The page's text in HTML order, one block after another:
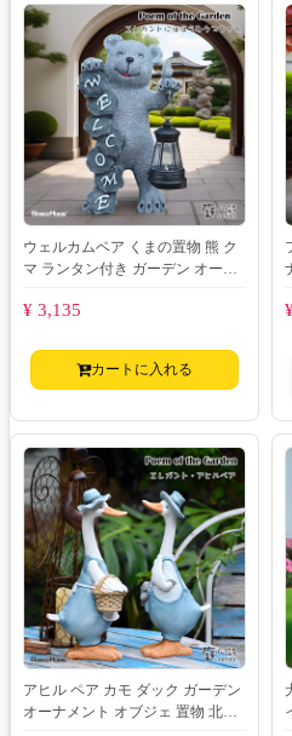
ウェルカムベア くまの置物 熊 ク
マ ランタン付き ガーデン オーナ
welc
¥ 3,135
カートに入れる
ェ
アヒル ペア カモ ダック ガーデン
オーナメント オブジェ 置物 北欧